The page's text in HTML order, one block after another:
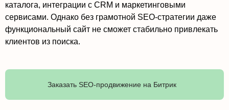
каталога, интеграции с CRM и маркетинговыми
сервисами. Однако без грамотной SEO-стратегии даже
функциональный сайт не сможет стабильно привлекать
клиентов из поиска.
Заказать SEO-продвижение на Битрик